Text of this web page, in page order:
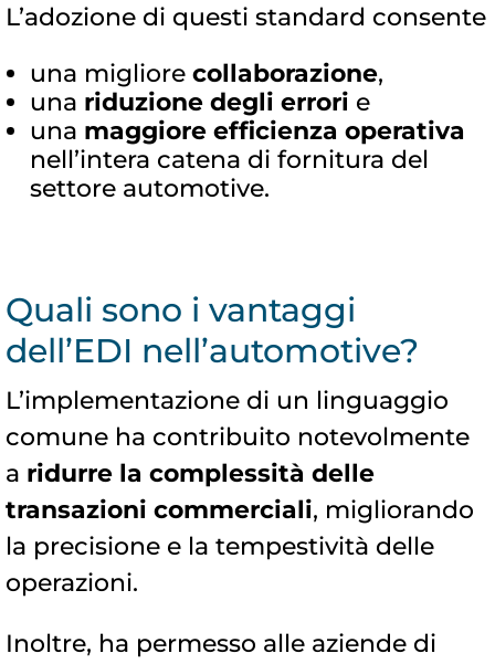
L’adozione di questi standard consente
una migliore collaborazione,
una riduzione degli errori e
una maggiore efficienza operativa
nell’intera catena di fornitura del
settore automotive.
Quali sono i vantaggi
dell’EDI nell’automotive?
L’implementazione di un linguaggio
comune ha contribuito notevolmente
a ridurre la complessità delle
transazioni commerciali, migliorando
la precisione e la tempestività delle
operazioni.
Inoltre, ha permesso alle aziende di